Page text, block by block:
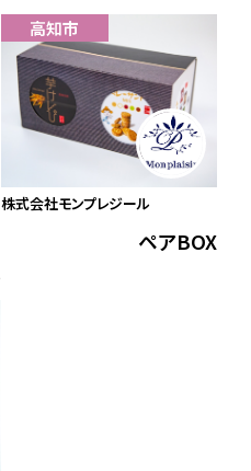
高知市
株式会社モンプレジール
ペアBOX